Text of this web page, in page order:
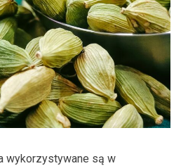
wykorzystywane są w